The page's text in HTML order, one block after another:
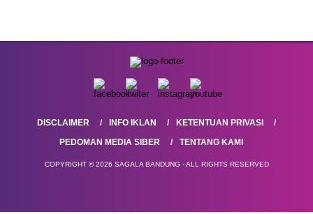
DISCLAIMER INFO IKLAN
KETENTUAN PRIVASI
PEDOMAN MEDIA SIBER
TENTANG KAMI
COPYRIGHT © 2026 SAGALA BANDUNG - ALL RIGHTS RESERVED